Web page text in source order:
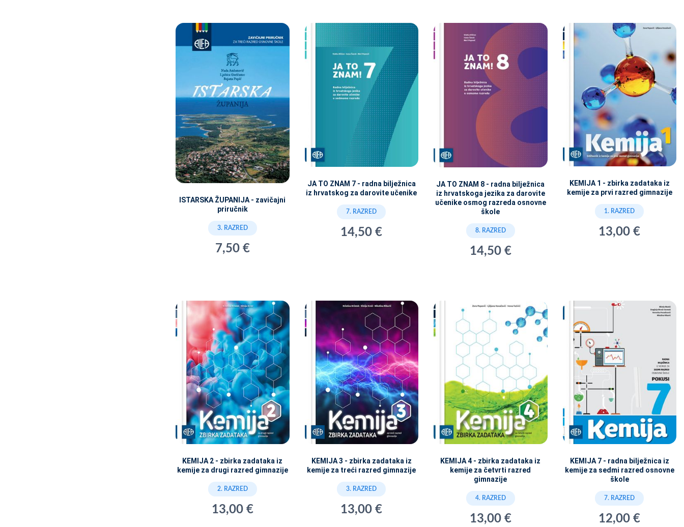
ISTARSKA ŽUPANIJA - zavičajni
priručnik
3. RAZRED
7,50 €
JA TO ZNAM 7 - radna bilježnica
iz hrvatskog za darovite učenike
7. RAZRED
14,50 €
JA TO ZNAM 8 - radna bilježnica
iz hrvatskoga jezika za darovite
učenike osmog razreda osnovne
škole
8. RAZRED
14,50 €
KEMIJA 1 - zbirka zadataka iz
kemije za prvi razred gimnazije
1. RAZRED
13,00 €
KEMIJA 2 - zbirka zadataka iz
kemije za drugi razred gimnazije
2. RAZRED
13,00 €
KEMIJA 3 - zbirka zadataka iz
kemije za treći razred gimnazije
3. RAZRED
13,00 €
KEMIJA 4 - zbirka zadataka iz
kemije za četvrti razred
gimnazije
4. RAZRED
13,00 €
KEMIJA 7 - radna bilježnica iz
kemije za sedmi razred osnovne
škole
7. RAZRED
12,00 €